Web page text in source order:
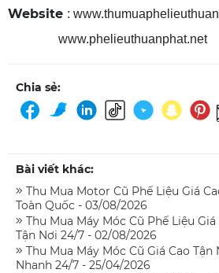
Website :
www.phelieuthuanphat.net
Chia sẻ:
Bài viết khác:
Thu Mua Motor Cũ Phế Liệu Giá
Toàn Quốc - 03/08/2026
Thu Mua Máy Móc Cũ Phế Liệu Giá
Tận Nơi 24/7 - 02/08/2026
Thu Mua Máy Móc Cũ Giá Cao Tận
Nhanh 24/7 - 25/04/2026